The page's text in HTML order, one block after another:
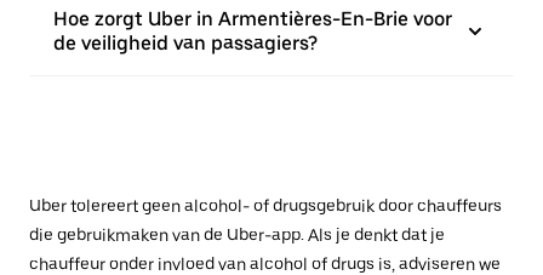
Hoe zorgt Uber in Armentières-En-Brie voor
de veiligheid van passagiers?
Uber tolereert geen alcohol- of drugsgebruik door chauffeurs
die gebruikmaken van de Uber-app. Als je denkt dat je
chauffeur onder invloed van alcohol of drugs is, adviseren we